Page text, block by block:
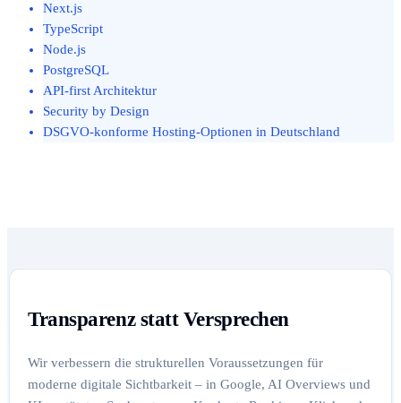
Next.js
TypeScript
Node.js
PostgreSQL
API-first Architektur
Security by Design
DSGVO-konforme Hosting-Optionen in Deutschland
Transparenz statt Versprechen
Wir verbessern die strukturellen Voraussetzungen für
moderne digitale Sichtbarkeit – in Google, AI Overviews und